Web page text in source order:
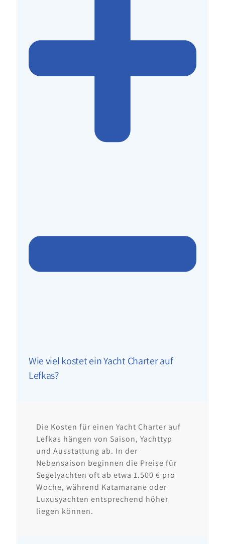
Wie viel kostet ein Yacht Charter auf
Lefkas?
Die Kosten für einen Yacht Charter auf
Lefkas hängen von Saison, Yachttyp
und Ausstattung ab. In der
Nebensaison beginnen die Preise für
Segelyachten oft ab etwa 1.500 € pro
Woche, während Katamarane oder
Luxusyachten entsprechend höher
liegen können.